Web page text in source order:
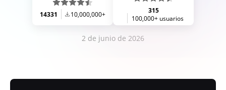
14331 10,000,000+
315
100,000+ usuarios
2 de junio de 2026